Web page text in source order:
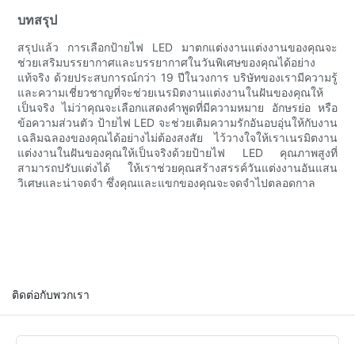
บทสรุป
สรุปแล้ว การเลือกป้ายไฟ LED มาตกแต่งงานแต่งงานของคุณจะ
ช่วยเสริมบรรยากาศและบรรยากาศในวันพิเศษของคุณได้อย่าง
แท้จริง ด้วยประสบการณ์กว่า 19 ปีในวงการ บริษัทของเรามีความรู้
และความเชี่ยวชาญที่จะช่วยเนรมิตงานแต่งงานในฝันของคุณให้
เป็นจริง ไม่ว่าคุณจะเลือกแสดงคำพูดที่มีความหมาย อักษรย่อ หรือ
ข้อความส่วนตัว ป้ายไฟ LED จะช่วยเติมความรักอันอบอุ่นให้กับงาน
เฉลิมฉลองของคุณได้อย่างไม่ต้องสงสัย ไว้วางใจให้เราเนรมิตงาน
แต่งงานในฝันของคุณให้เป็นจริงด้วยป้ายไฟ LED คุณภาพสูงที่
สามารถปรับแต่งได้ ให้เราช่วยคุณสร้างสรรค์วันแต่งงานอันแสน
วิเศษและน่าจดจำ ซึ่งคุณและแขกของคุณจะจดจำไปตลอดกาล
ติดต่อกับพวกเรา